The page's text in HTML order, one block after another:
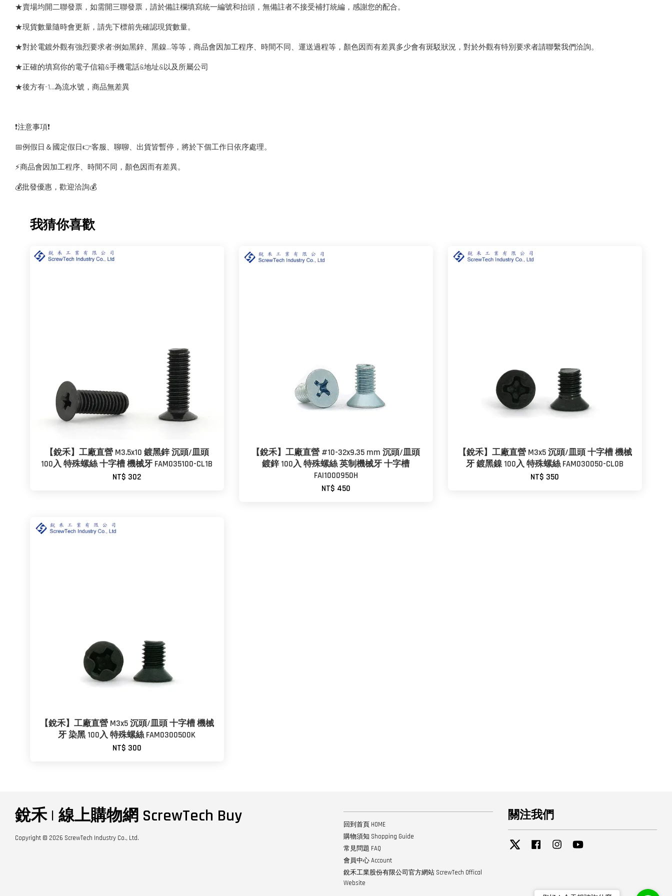
★賣場均開二聯發票，如需開三聯發票，請於備註欄填寫統一編號和抬頭，無備註者不接受補打統編，感謝您的配合。
★現貨數量隨時會更新，請先下標前先確認現貨數量。
★對於電鍍外觀有強烈要求者:例如黑鋅、黑鎳...等等，商品會因加工程序、時間不同、運送過程等，顏色因而有差異多少會有斑駁狀況，對於外觀有特別要求者請聯繫我們洽詢。
★正確的填寫你的電子信箱&手機電話&地址&以及所屬公司
★後方有-1…為流水號，商品無差異
❗️注意事項❗️
📅例假日＆國定假日👉客服、聊聊、出貨皆暫停，將於下個工作日依序處理。
⚡️商品會因加工程序、時間不同，顏色因而有差異。
💰批發優惠，歡迎洽詢💰
我猜你喜歡
【銳禾】工廠直營 M3.5x10 鍍黑鋅 沉頭/皿頭
100入 特殊螺絲 十字槽 機械牙 FAM035100-CL1B
NT$ 302
【銳禾】工廠直營 #10-32x9.35 mm 沉頭/皿頭
鍍鋅 100入 特殊螺絲 英制機械牙 十字槽
FAI1000950H
NT$ 450
【銳禾】工廠直營 M3x5 沉頭/皿頭 十字槽 機械
牙 鍍黑鎳 100入 特殊螺絲 FAM030050-CL0B
NT$ 350
【銳禾】工廠直營 M3x5 沉頭/皿頭 十字槽 機械
牙 染黑 100入 特殊螺絲 FAM0300500K
NT$ 300
銳禾 | 線上購物網 ScrewTech Buy
Copyright © 2026 ScrewTech Industry Co., Ltd.
回到首頁 HOME
購物須知 Shopping Guide
常見問題 FAQ
會員中心 Account
銳禾工業股份有限公司官方網站 ScrewTech Offical
Website
關注我們
Twitter Facebook Instagram